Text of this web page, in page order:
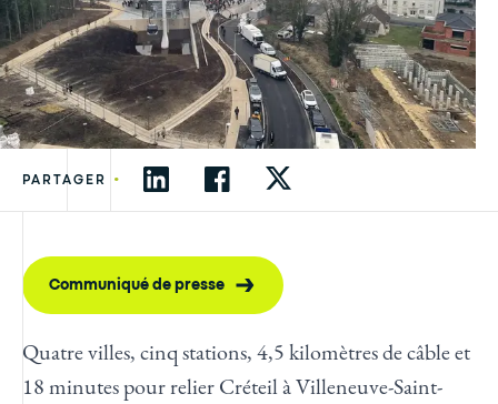
PARTAGER •
Communiqué de presse
Quatre villes, cinq stations, 4,5 kilomètres de câble et
18 minutes pour relier Créteil à Villeneuve-Saint-